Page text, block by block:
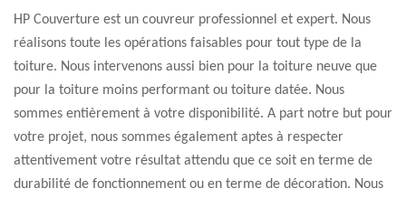
HP Couverture est un couvreur professionnel et expert. Nous
réalisons toute les opérations faisables pour tout type de la
toiture. Nous intervenons aussi bien pour la toiture neuve que
pour la toiture moins performant ou toiture datée. Nous
sommes entièrement à votre disponibilité. A part notre but pour
votre projet, nous sommes également aptes à respecter
attentivement votre résultat attendu que ce soit en terme de
durabilité de fonctionnement ou en terme de décoration. Nous